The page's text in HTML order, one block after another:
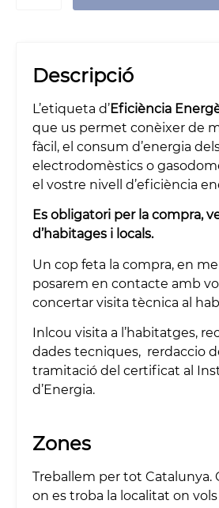
Descripció
L’etiqueta d’Eficiència
que us permet conèixer de
fàcil, el consum d’energia
electrodomèstics o
el vostre nivell d’eficiència
Es obligatori per la compra,
d’habitages i locals.
Un cop feta la compra, en
posarem en contacte amb
concertar visita tècnica al
Inlcou visita a l’habitatges,
dades tecniques, rerdaccio
tramitació del certificat al
d’Energia.
Zones
Treballem per tot Catalunya.
on es troba la localitat on